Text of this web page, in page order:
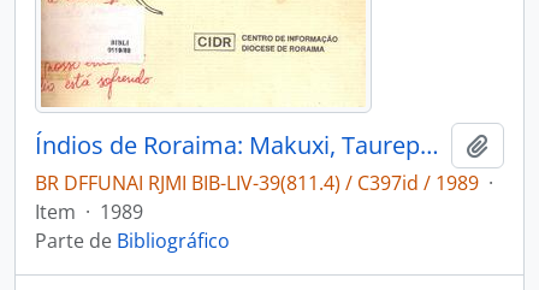
Índios de Roraima: Makuxi, Taurepang, Ingarikó, Wapixana.
BR DFFUNAI RJMI BIB-LIV-39(811.4) / C397id / 1989 ·
Item · 1989
Parte de Bibliográfico